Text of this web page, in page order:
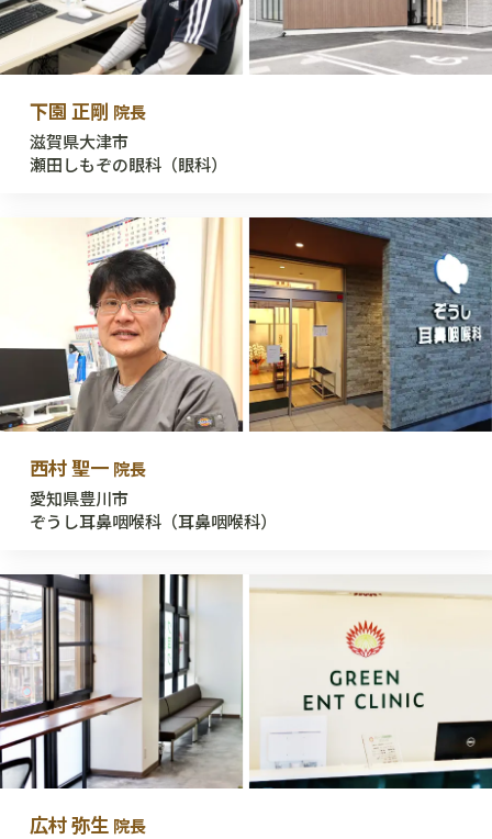
下園 正剛 院長
滋賀県大津市
瀬田しもぞの眼科（眼科）
西村 聖一 院長
愛知県豊川市
ぞうし耳鼻咽喉科（耳鼻咽喉科）
広村 弥生 院長